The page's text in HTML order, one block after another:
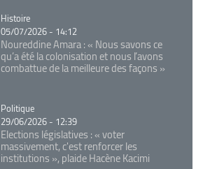
Catégorie
Histoire
05/07/2026 - 14:12
Noureddine Amara : « Nous savons ce
qu’a été la colonisation et nous l’avons
combattue de la meilleure des façons »
Catégorie
Politique
29/06/2026 - 12:39
Elections législatives : « voter
massivement, c'est renforcer les
institutions », plaide Hacène Kacimi